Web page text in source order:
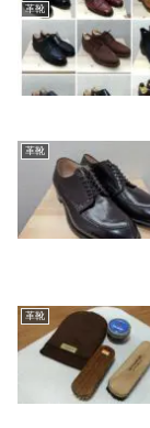
革靴
革靴
革靴